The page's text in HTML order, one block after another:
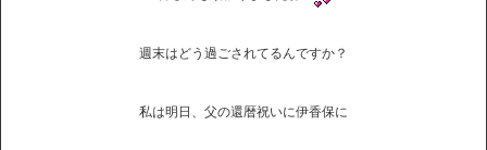
週末はどう過ごされてるんですか？
私は明日、父の還暦祝いに伊香保に